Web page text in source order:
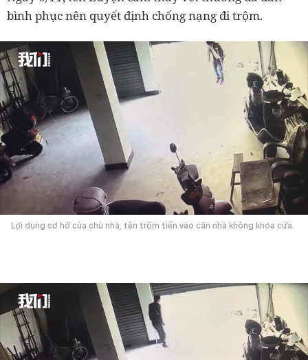
bình phục nên quyết định chống nạng đi trộm.
Lợi dụng sơ hở của chủ nhà, tên trộm tiến vào căn nhà không khóa cửa.